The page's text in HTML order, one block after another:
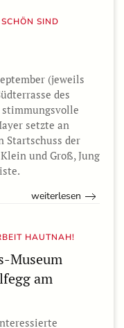
SIND
(jeweils
des
stimmungsvolle
setzte an
Startschuss der
und Groß, Jung
weiterlesen
HAUTNAH!
Museum
am